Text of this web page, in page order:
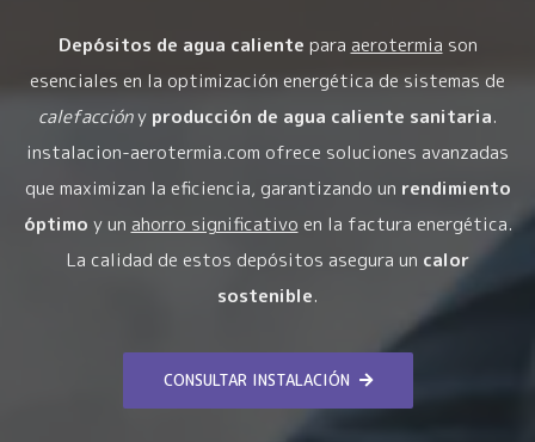
Depósitos de agua caliente para aerotermia son
esenciales en la optimización energética de sistemas de
calefaccióny producción de agua caliente sanitaria.
instalacion-aerotermia.com ofrece soluciones avanzadas
que maximizan la eficiencia, garantizando un rendimiento
óptimo y un ahorro significativo en la factura energética.
La calidad de estos depósitos asegura un calor
sostenible.
CONSULTAR INSTALACIÓN